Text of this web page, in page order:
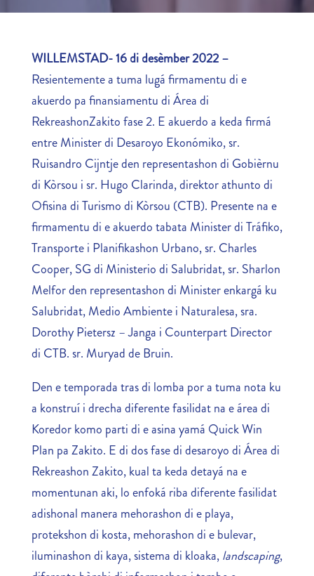
WILLEMSTAD- 16 di desèmber 2022 –
Resientemente a tuma lugá firmamentu di e
akuerdo pa finansiamentu di Área di
RekreashonZakito fase 2. E akuerdo a keda firmá
entre Minister di Desaroyo Ekonómiko, sr.
Ruisandro Cijntje den representashon di Gobièrnu
di Kòrsou i sr. Hugo Clarinda, direktor athunto di
Ofisina di Turismo di Kòrsou (CTB). Presente na e
firmamentu di e akuerdo tabata Minister di Tráfiko,
Transporte i Planifikashon Urbano, sr. Charles
Cooper, SG di Ministerio di Salubridat, sr. Sharlon
Melfor den representashon di Minister enkargá ku
Salubridat, Medio Ambiente i Naturalesa, sra.
Dorothy Pietersz – Janga i Counterpart Director
di CTB. sr. Muryad de Bruin.
Den e temporada tras di lomba por a tuma nota ku
a konstruí i drecha diferente fasilidat na e área di
Koredor komo parti di e asina yamá Quick Win
Plan pa Zakito. E di dos fase di desaroyo di Área di
Rekreashon Zakito, kual ta keda detayá na e
momentunan aki, lo enfoká riba diferente fasilidat
adishonal manera mehorashon di e playa,
protekshon di kosta, mehorashon di e bulevar,
iluminashon di kaya, sistema di kloaka,landscaping,